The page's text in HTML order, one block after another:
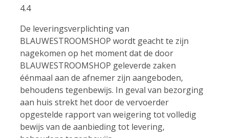
4.4
De leveringsverplichting van
BLAUWESTROOMSHOP wordt geacht te zijn
nagekomen op het moment dat de door
BLAUWESTROOMSHOP geleverde zaken
éénmaal aan de afnemer zijn aangeboden,
behoudens tegenbewijs. In geval van bezorging
aan huis strekt het door de vervoerder
opgestelde rapport van weigering tot volledig
bewijs van de aanbieding tot levering,